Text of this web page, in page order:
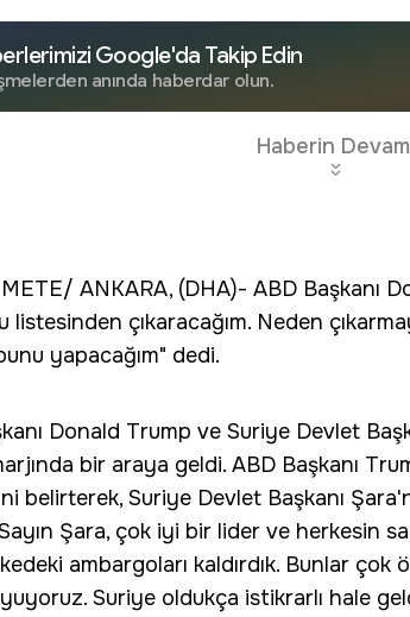
Google'da Takip Edin
anında haberdar olun.
Haberin
ANKARA, (DHA)- ABD Başkanı
listesinden çıkaracağım. Neden
yapacağım" dedi.
Donald Trump ve Suriye Devlet
bir araya geldi. ABD Başkanı
belirterek, Suriye Devlet Başkanı
Şara, çok iyi bir lider ve herkesin
ambargoları kaldırdık. Bunlar çok
Suriye oldukça istikrarlı hale